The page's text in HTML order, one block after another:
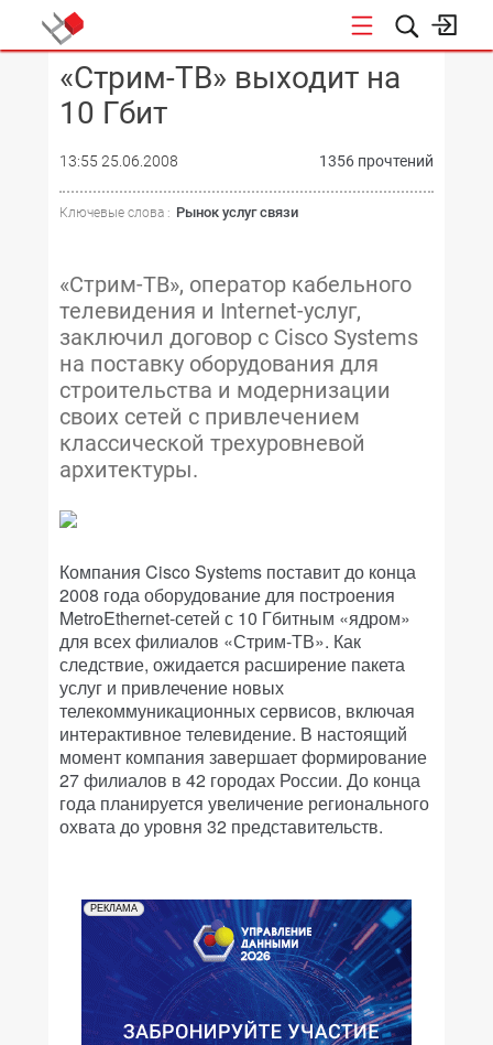
КОНФЕРЕНЦИИ
«Стрим-ТВ» выходит на
10 Гбит
13:55 25.06.2008 1356 прочтений
Ключевые слова : Рынок услуг связи
«Стрим-ТВ», оператор кабельного
телевидения и Internet-услуг,
заключил договор с Cisco Systems
на поставку оборудования для
строительства и модернизации
своих сетей с привлечением
классической трехуровневой
архитектуры.
Компания Cisco Systems поставит до конца
2008 года оборудование для построения
MetroEthernet-сетей с 10 Гбитным «ядром»
для всех филиалов «Стрим-ТВ». Как
следствие, ожидается расширение пакета
услуг и привлечение новых
телекоммуникационных сервисов, включая
интерактивное телевидение. В настоящий
момент компания завершает формирование
27 филиалов в 42 городах России. До конца
года планируется увеличение регионального
охвата до уровня 32 представительств.
РЕКЛАМА